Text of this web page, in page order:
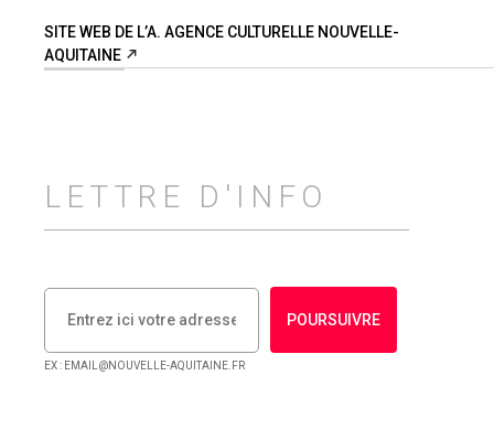
SITE WEB DE L’A. AGENCE CULTURELLE NOUVELLE-
AQUITAINE
LETTRE D'INFO
POURSUIVRE
EX : EMAIL@NOUVELLE-AQUITAINE.FR